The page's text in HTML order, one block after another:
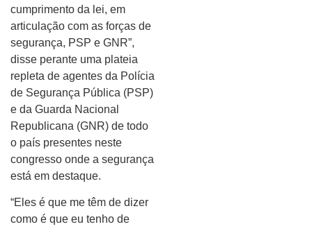
cumprimento da lei, em
articulação com as forças de
segurança, PSP e GNR”,
disse perante uma plateia
repleta de agentes da Polícia
de Segurança Pública (PSP)
e da Guarda Nacional
Republicana (GNR) de todo
o país presentes neste
congresso onde a segurança
está em destaque.
“Eles é que me têm de dizer
como é que eu tenho de